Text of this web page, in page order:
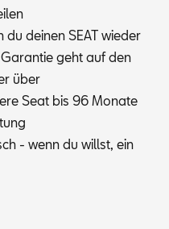
du dei­nen SEAT wie­der
geht auf den
über
Seat bis 96 Mo­na­te
- wenn du willst, ein